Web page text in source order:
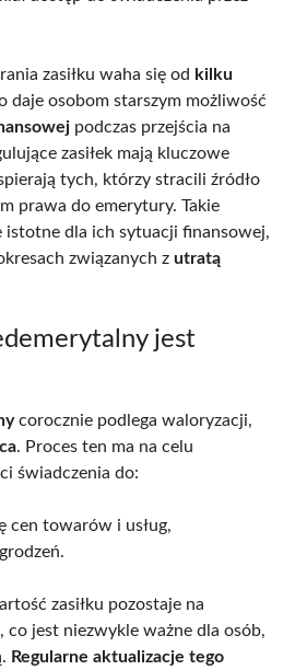
zasiłku waha się od kilku
daje osobom starszym możliwość
podczas przejścia na
zasiłek mają kluczowe
tych, którzy stracili źródło
prawa do emerytury. Takie
istotne dla ich sytuacji finansowej,
związanych z utratą
jest
corocznie podlega waloryzacji,
. Proces ten ma na celu
świadczenia do:
cen towarów i usług,
zasiłku pozostaje na
jest niezwykle ważne dla osób,
Regularne aktualizacje tego